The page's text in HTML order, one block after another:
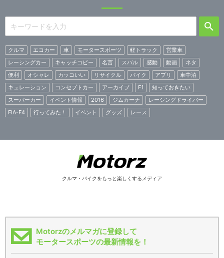
クルマ エコカー 車 モータースポーツ 軽トラック
営業車
レーシングカー
キャッチコピー 名言 スバル 感動 動画
ネタ
便利
オシャレ カッコいい リサイクル バイク アプリ
車中泊
キュレーション
コンセプトカー アーカイブ F1
知っておきたい
スーパーカー
イベント情報 2016 ジムカーナ
レーシングドライバー
FIA-F4
行ってみた！ イベント グッズ レース
クルマ・バイクをもっと楽しくするメディア
Motorzのメルマガに登録して
モータースポーツの最新情報を！